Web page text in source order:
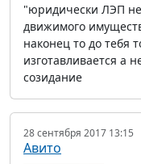
"юридически ЛЭП не
движимого
наконец то до тебя
изготавливается а
созидание
28 сентября 2017 13:15
Авито